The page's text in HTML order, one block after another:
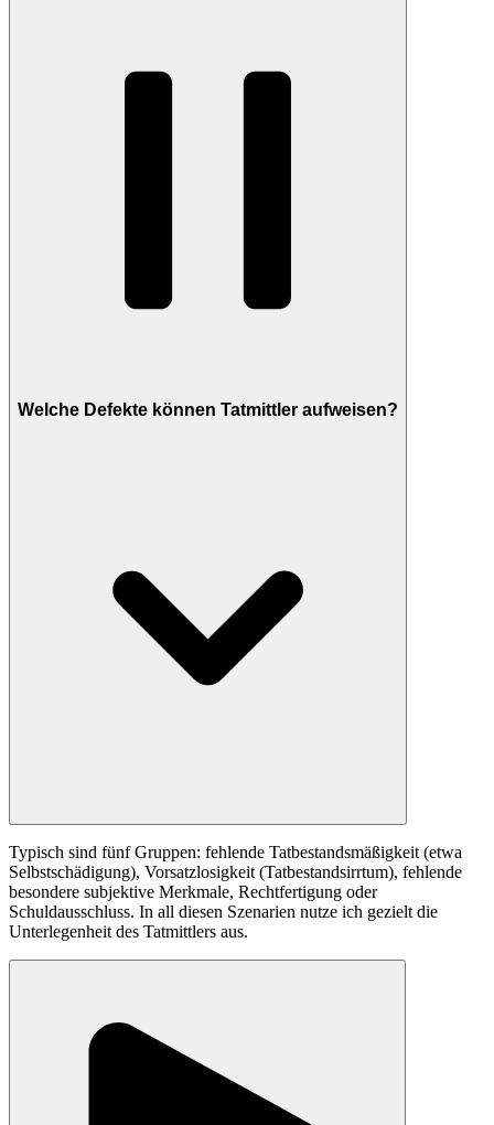
Welche Defekte können Tatmittler aufweisen?
Typisch sind fünf Gruppen: fehlende Tatbestandsmäßigkeit (etwa
Selbstschädigung), Vorsatzlosigkeit (Tatbestandsirrtum), fehlende
besondere subjektive Merkmale, Rechtfertigung oder
Schuldausschluss. In all diesen Szenarien nutze ich gezielt die
Unterlegenheit des Tatmittlers aus.